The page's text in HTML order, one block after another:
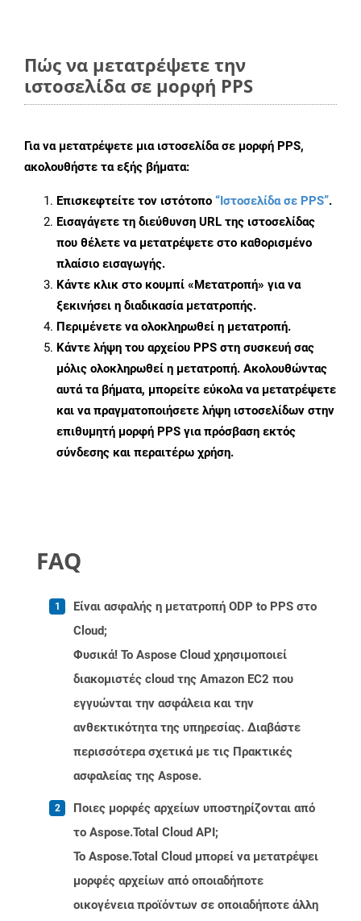
Πώς να μετατρέψετε την
ιστοσελίδα σε μορφή PPS
Για να μετατρέψετε μια ιστοσελίδα σε μορφή PPS,
ακολουθήστε τα εξής βήματα:
Επισκεφτείτε τον ιστότοπο “Ιστοσελίδα σε PPS”.
Εισαγάγετε τη διεύθυνση URL της ιστοσελίδας
που θέλετε να μετατρέψετε στο καθορισμένο
πλαίσιο εισαγωγής.
Κάντε κλικ στο κουμπί «Μετατροπή» για να
ξεκινήσει η διαδικασία μετατροπής.
Περιμένετε να ολοκληρωθεί η μετατροπή.
Κάντε λήψη του αρχείου PPS στη συσκευή σας
μόλις ολοκληρωθεί η μετατροπή. Ακολουθώντας
αυτά τα βήματα, μπορείτε εύκολα να μετατρέψετε
και να πραγματοποιήσετε λήψη ιστοσελίδων στην
επιθυμητή μορφή PPS για πρόσβαση εκτός
σύνδεσης και περαιτέρω χρήση.
FAQ
Είναι ασφαλής η μετατροπή ODP to PPS στο
Cloud;
Φυσικά! Το Aspose Cloud χρησιμοποιεί
διακομιστές cloud της Amazon EC2 που
εγγυώνται την ασφάλεια και την
ανθεκτικότητα της υπηρεσίας. Διαβάστε
περισσότερα σχετικά με τις Πρακτικές
ασφαλείας της Aspose.
Ποιες μορφές αρχείων υποστηρίζονται από
το Aspose.Total Cloud API;
Το Aspose.Total Cloud μπορεί να μετατρέψει
μορφές αρχείων από οποιαδήποτε
οικογένεια προϊόντων σε οποιαδήποτε άλλη